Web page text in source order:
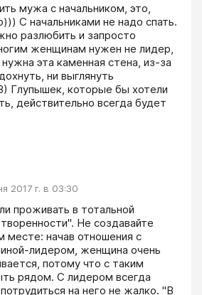
мужа с начальником, это,
С начальниками не надо спать.
разлюбить и запросто
женщинам нужен не лидер,
эта каменная стена, из-за
ни выглянуть
Глупышек, которые бы хотели
действительно всегда будет
2017 г. в 03:30
проживать в тотальной
Не создавайте
месте: начав отношения с
лидером, женщина очень
потому что с таким
рядом. С лидером всегда
на него не жалко. "В